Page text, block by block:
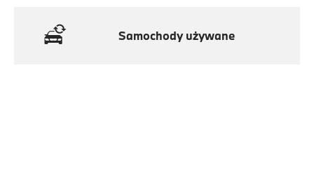
Samochody używane